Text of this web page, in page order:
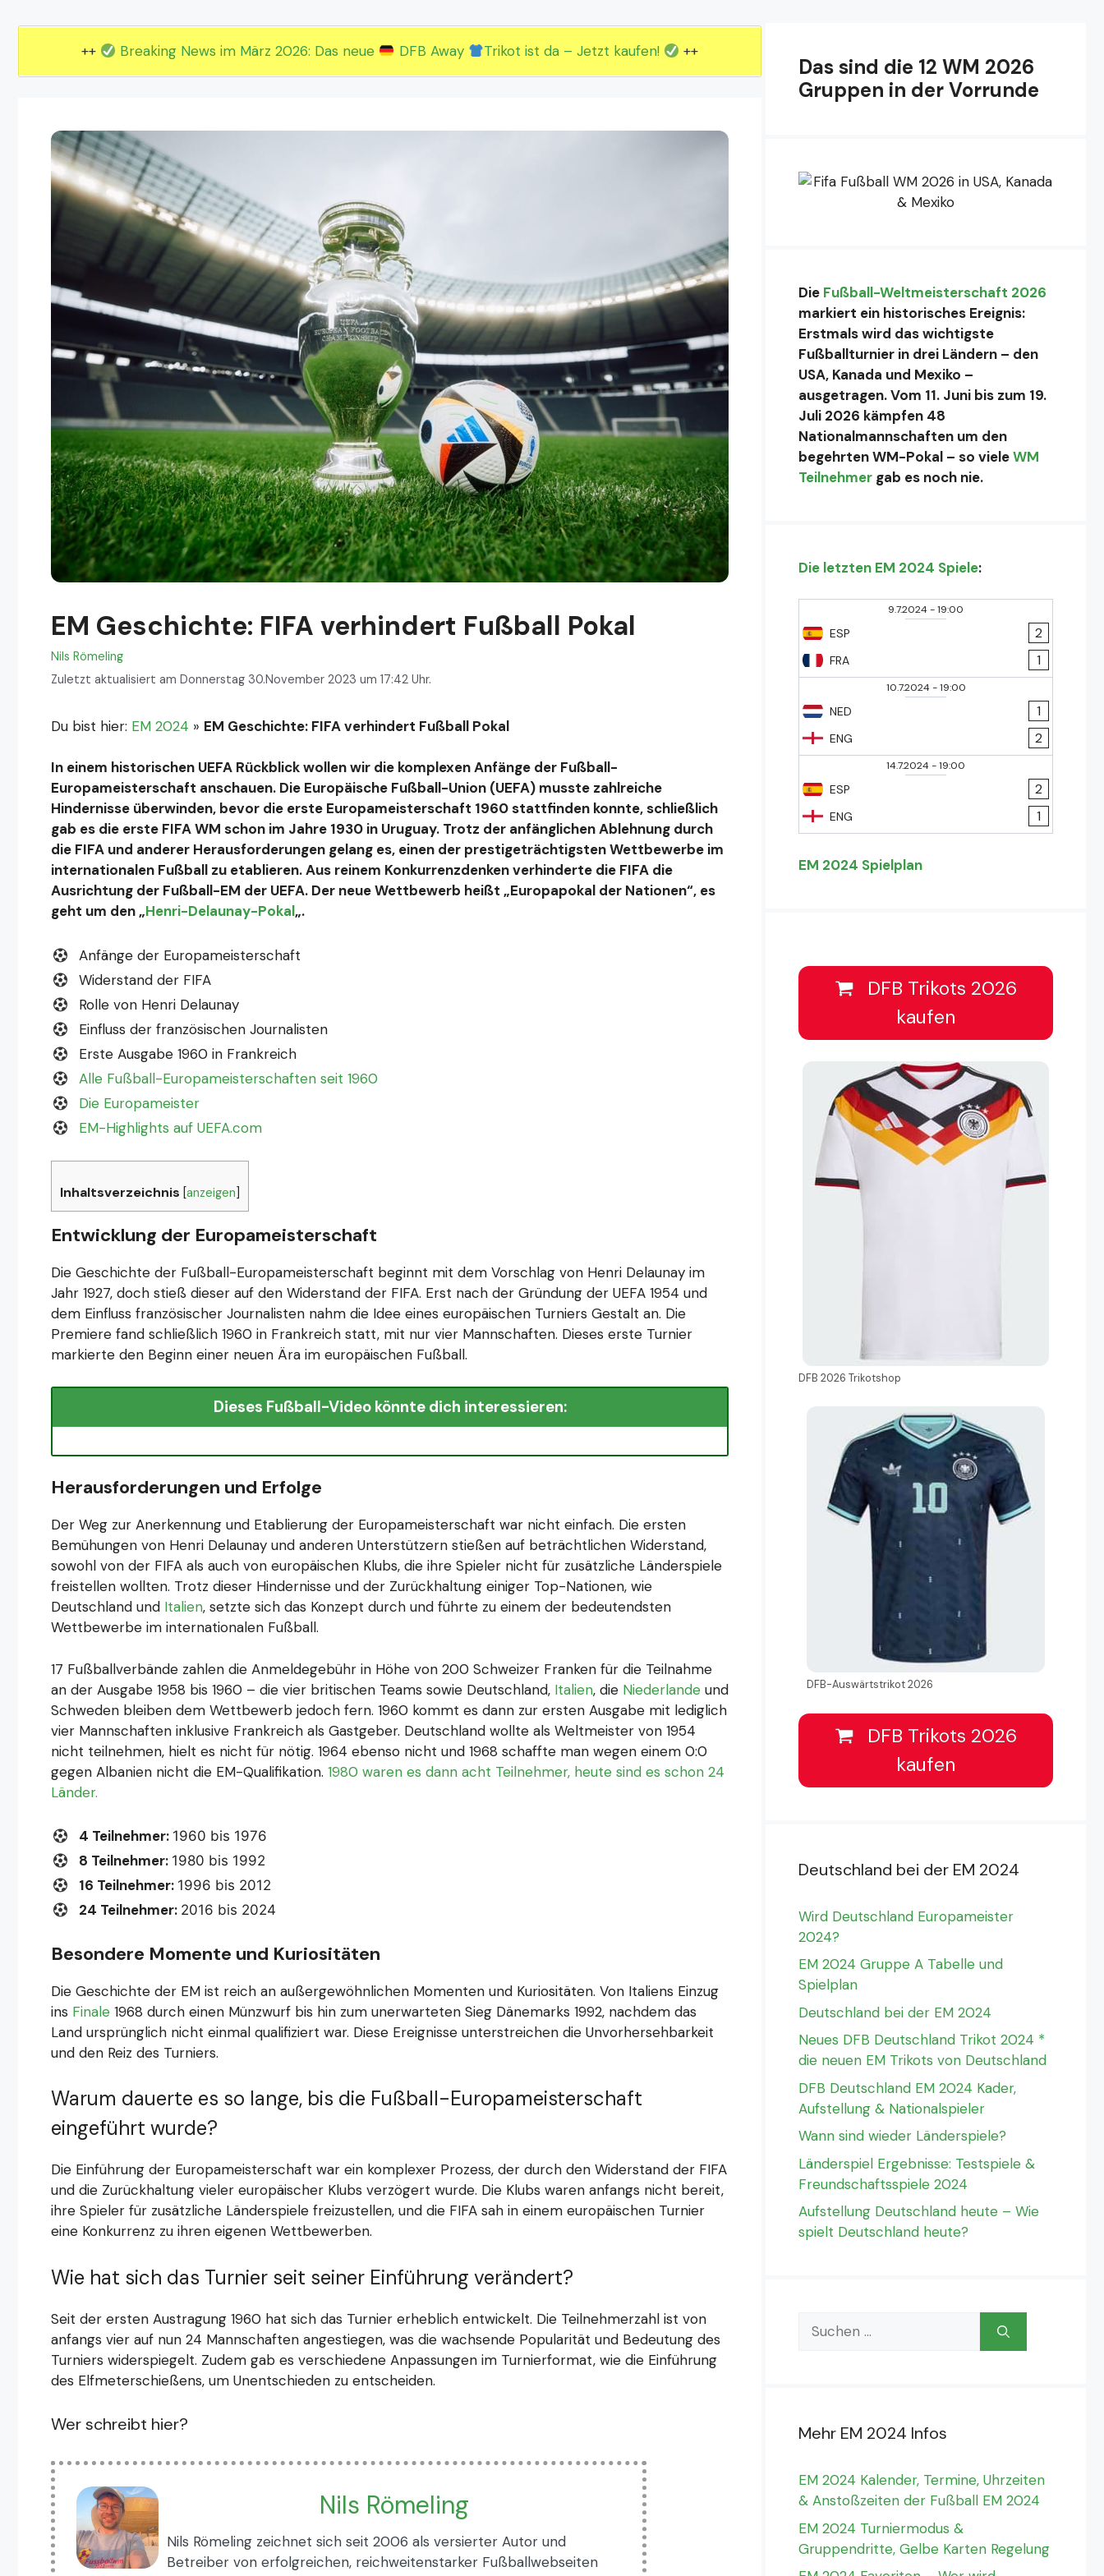
++ Breaking News im März 2026: Das neue DFB Away Trikot ist da – Jetzt kaufen! ++
EM Geschichte: FIFA verhindert Fußball Pokal
Nils Römeling
Zuletzt aktualisiert am Donnerstag 30.November 2023 um 17:42 Uhr.
Du bist hier: EM 2024 » EM Geschichte: FIFA verhindert Fußball Pokal
In einem historischen UEFA Rückblick wollen wir die komplexen Anfänge der Fußball-
Europameisterschaft anschauen. Die Europäische Fußball-Union (UEFA) musste zahlreiche
Hindernisse überwinden, bevor die erste Europameisterschaft 1960 stattfinden konnte, schließlich
gab es die erste FIFA WM schon im Jahre 1930 in Uruguay. Trotz der anfänglichen Ablehnung durch
die FIFA und anderer Herausforderungen gelang es, einen der prestigeträchtigsten Wettbewerbe im
internationalen Fußball zu etablieren. Aus reinem Konkurrenzdenken verhinderte die FIFA die
Ausrichtung der Fußball-EM der UEFA. Der neue Wettbewerb heißt „Europapokal der Nationen“, es
geht um den „Henri-Delaunay-Pokal„.
Anfänge der Europameisterschaft
Widerstand der FIFA
Rolle von Henri Delaunay
Einfluss der französischen Journalisten
Erste Ausgabe 1960 in Frankreich
Alle Fußball-Europameisterschaften seit 1960
Die Europameister
EM-Highlights auf UEFA.com
Inhaltsverzeichnis anzeigen
Entwicklung der Europameisterschaft
Die Geschichte der Fußball-Europameisterschaft beginnt mit dem Vorschlag von Henri Delaunay im
Jahr 1927, doch stieß dieser auf den Widerstand der FIFA. Erst nach der Gründung der UEFA 1954 und
dem Einfluss französischer Journalisten nahm die Idee eines europäischen Turniers Gestalt an. Die
Premiere fand schließlich 1960 in Frankreich statt, mit nur vier Mannschaften. Dieses erste Turnier
markierte den Beginn einer neuen Ära im europäischen Fußball.
Dieses Fußball-Video könnte dich interessieren:
Herausforderungen und Erfolge
Der Weg zur Anerkennung und Etablierung der Europameisterschaft war nicht einfach. Die ersten
Bemühungen von Henri Delaunay und anderen Unterstützern stießen auf beträchtlichen Widerstand,
sowohl von der FIFA als auch von europäischen Klubs, die ihre Spieler nicht für zusätzliche Länderspiele
freistellen wollten. Trotz dieser Hindernisse und der Zurückhaltung einiger Top-Nationen, wie
Deutschland und Italien, setzte sich das Konzept durch und führte zu einem der bedeutendsten
Wettbewerbe im internationalen Fußball.
17 Fußballverbände zahlen die Anmeldegebühr in Höhe von 200 Schweizer Franken für die Teilnahme
an der Ausgabe 1958 bis 1960 – die vier britischen Teams sowie Deutschland, Italien, die Niederlande und
Schweden bleiben dem Wettbewerb jedoch fern. 1960 kommt es dann zur ersten Ausgabe mit lediglich
vier Mannschaften inklusive Frankreich als Gastgeber. Deutschland wollte als Weltmeister von 1954
nicht teilnehmen, hielt es nicht für nötig. 1964 ebenso nicht und 1968 schaffte man wegen einem 0:0
gegen Albanien nicht die EM-Qualifikation. 1980 waren es dann acht Teilnehmer, heute sind es schon 24
Länder.
4 Teilnehmer: 1960 bis 1976
8 Teilnehmer: 1980 bis 1992
16 Teilnehmer: 1996 bis 2012
24 Teilnehmer: 2016 bis 2024
Besondere Momente und Kuriositäten
Die Geschichte der EM ist reich an außergewöhnlichen Momenten und Kuriositäten. Von Italiens Einzug
ins Finale 1968 durch einen Münzwurf bis hin zum unerwarteten Sieg Dänemarks 1992, nachdem das
Land ursprünglich nicht einmal qualifiziert war. Diese Ereignisse unterstreichen die Unvorhersehbarkeit
und den Reiz des Turniers.
Warum dauerte es so lange, bis die Fußball-Europameisterschaft
eingeführt wurde?
Die Einführung der Europameisterschaft war ein komplexer Prozess, der durch den Widerstand der FIFA
und die Zurückhaltung vieler europäischer Klubs verzögert wurde. Die Klubs waren anfangs nicht bereit,
ihre Spieler für zusätzliche Länderspiele freizustellen, und die FIFA sah in einem europäischen Turnier
eine Konkurrenz zu ihren eigenen Wettbewerben.
Wie hat sich das Turnier seit seiner Einführung verändert?
Seit der ersten Austragung 1960 hat sich das Turnier erheblich entwickelt. Die Teilnehmerzahl ist von
anfangs vier auf nun 24 Mannschaften angestiegen, was die wachsende Popularität und Bedeutung des
Turniers widerspiegelt. Zudem gab es verschiedene Anpassungen im Turnierformat, wie die Einführung
des Elfmeterschießens, um Unentschieden zu entscheiden.
Wer schreibt hier?
Nils Römeling
Nils Römeling zeichnet sich seit 2006 als versierter Autor und
Betreiber von erfolgreichen, reichweitenstarker Fußballwebseiten
Das sind die 12 WM 2026
Gruppen in der Vorrunde
Die Fußball-Weltmeisterschaft 2026
markiert ein historisches Ereignis:
Erstmals wird das wichtigste
Fußballturnier in drei Ländern – den
USA, Kanada und Mexiko –
ausgetragen. Vom 11. Juni bis zum 19.
Juli 2026 kämpfen 48
Nationalmannschaften um den
begehrten WM-Pokal – so vieleWM
Teilnehmer gab es noch nie.
Die letzten EM 2024 Spiele:
9.7.2024-19:00
ESP
FRA
2
1
10.7.2024-19:00
NED
ENG
1
2
14.7.2024-19:00
ESP
ENG
2
1
EM 2024 Spielplan
DFB Trikots 2026
kaufen
DFB 2026 Trikotshop
DFB-Auswärtstrikot 2026
DFB Trikots 2026
kaufen
Deutschland bei der EM 2024
Wird Deutschland Europameister
2024?
EM 2024 Gruppe A Tabelle und
Spielplan
Deutschland bei der EM 2024
Neues DFB Deutschland Trikot 2024 *
die neuen EM Trikots von Deutschland
DFB Deutschland EM 2024 Kader,
Aufstellung & Nationalspieler
Wann sind wieder Länderspiele?
Länderspiel Ergebnisse: Testspiele &
Freundschaftsspiele 2024
Aufstellung Deutschland heute – Wie
spielt Deutschland heute?
Suchen
nach:
Mehr EM 2024 Infos
EM 2024 Kalender, Termine, Uhrzeiten
& Anstoßzeiten der Fußball EM 2024
EM 2024 Turniermodus &
Gruppendritte, Gelbe Karten Regelung